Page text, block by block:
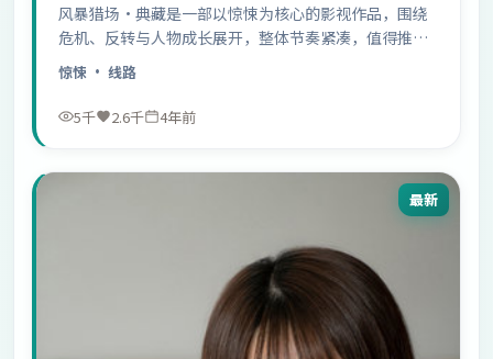
风暴猎场·典藏是一部以惊悚为核心的影视作品，围绕
危机、反转与人物成长展开，整体节奏紧凑，值得推荐
观看。
惊悚 · 线路
5千 2.6千 4年前
最新